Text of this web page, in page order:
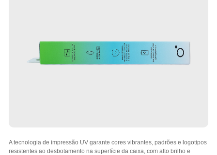
A tecnologia de impressão UV garante cores vibrantes, padrões e logotipos
resistentes ao desbotamento na superfície da caixa, com alto brilho e